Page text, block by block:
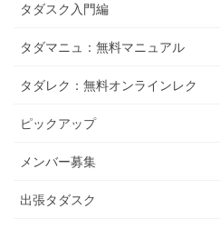
タダスク入門編
タダマニュ：無料マニュアル
タダレク：無料オンラインレク
ピックアップ
メンバー募集
出張タダスク